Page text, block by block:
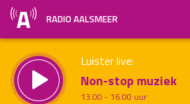
RADIO AALSMEER
Luister live:
Non-stop muziek
13.00 - 16.00 uur